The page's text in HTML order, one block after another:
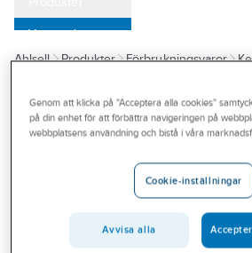
Varumärken
Kampanjer
Outlet
Branscher
Ahlsell Produkter Förbrukningsvaror
Genom att klicka på "Acceptera alla cookies"
på din enhet för att förbättra navigeringen på
webbplatsens användning och bistå i våra
Cookie-inställningar
Avvisa alla